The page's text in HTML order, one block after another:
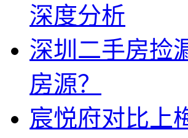
深度分析
深圳二手房捡
房源？
宸悦府对比上